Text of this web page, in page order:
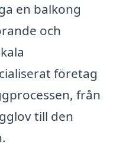
en balkong
och
företag
från
till den